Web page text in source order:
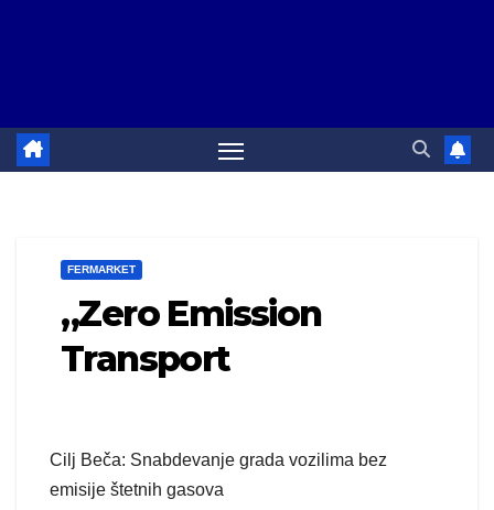
FERMARKET
„Zero Emission
Transport
Cilj Beča: Snabdevanje grada vozilima bez
emisije štetnih gasova